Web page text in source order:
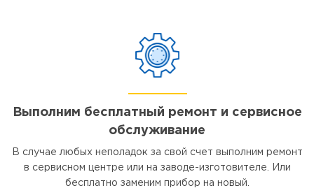
Выполним бесплатный ремонт и сервисное
обслуживание
В случае любых неполадок за свой счет выполним ремонт
в сервисном центре или на заводе-изготовителе. Или
бесплатно заменим прибор на новый.